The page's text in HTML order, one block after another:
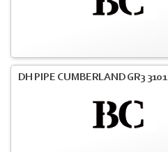
DH PIPE CUMBERLAND GR3 3101